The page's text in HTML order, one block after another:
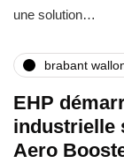
une solution…
brabant
EHP
industrielle
Aero